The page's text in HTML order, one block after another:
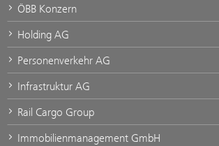
ÖBB Konzern
Holding AG
Personenverkehr AG
Infrastruktur AG
Rail Cargo Group
Immobilienmanagement GmbH